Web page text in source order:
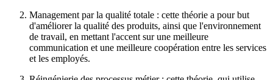
Management par la qualité totale : cette théorie a pour but
d'améliorer la qualité des produits, ainsi que l'environnement
de travail, en mettant l'accent sur une meilleure
communication et une meilleure coopération entre les services
et les employés.